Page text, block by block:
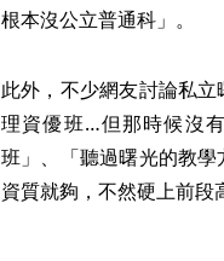
根本沒公立普通科」。
此外，不少網友討論私
理資優班…但那時候沒
班」、「聽過曙光的教
資質就夠，不然硬上前段